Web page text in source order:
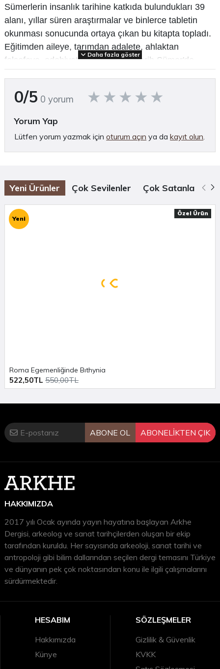
Sümerlerin insanlık tarihine katkıda bulundukları 39
alanı, yıllar süren araştırmalar ve binlerce tabletin
okunması sonucunda ortaya çıkan bu kitapta topladı.
Eğitimden aileye, tarımdan adalete, ahlaktan
felsefeye, edebiyattan politikaya "Tarih Sümer'de
Arkeolojiye dair daha fazla içerik için
Arkhe Arkeoloji Dergisi, Arkhe Konsept ve
Daha fazla göster
0/5 0 yorum
Yorum Yap
Lütfen yorum yazmak içinoturum açın ya dakayıt olun.
Yeni Ürünler Çok Sevilenler Çok Satanlar
Özel Ürün
Yeni
Roma Egemenliğinde Bıthynia
522,50TL 550,00TL
ABONE OL ABONELİKTEN ÇIK
HAKKIMIZDA
2017 yılı Ocak ayında yayın hayatına başlayan Arkhe
Dergisi, arkeolog ve sanat tarihçilerden oluşan bir ekip
tarafından kuruldu. Her sayısında arkeoloji, sanat tarihi ve
antropoloji gibi bilim dallarından seçilen dergi temasını Türkiye
ve dünyanın pek çok noktasından konu ile ilgili çalışmalarını
sürdürmektedir.
HESABIM
Hakkımızda
Künye
SÖZLEŞMELER
Gizlilik & Güvenlik
KVKK